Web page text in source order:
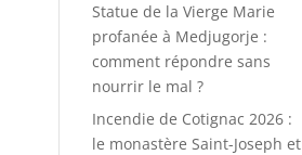
Statue de la Vierge Marie
profanée à Medjugorje :
comment répondre sans
nourrir le mal ?
Incendie de Cotignac 2026 :
le monastère Saint-Joseph et